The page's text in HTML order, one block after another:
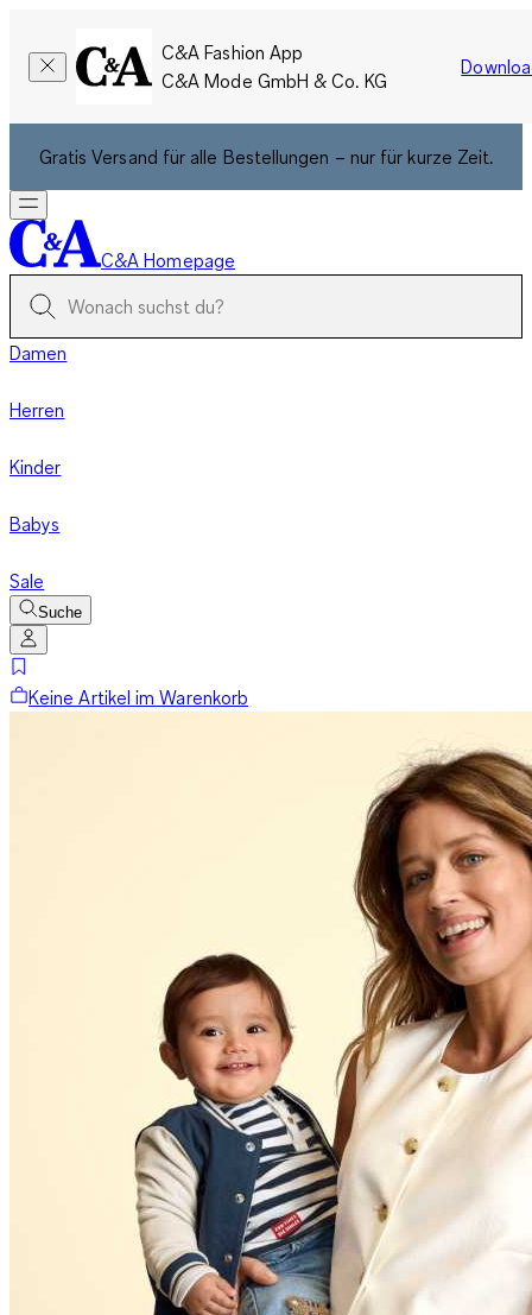
C&A Fashion App
C&A Mode GmbH & Co. KG
Gratis Versand für alle Bestellungen – nur für kurze Zeit.
C&A Homepage
Damen
Herren
Kinder
Babys
Sale
Suche
Keine Artikel im Warenkorb